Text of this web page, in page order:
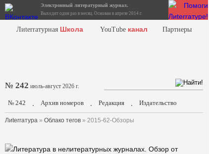
Электронный литературный журнал.
Выходит один раз в месяц. Основан в апреле 2014 г.
Лиterraтурная Школа YouTube канал Партнеры
№ 242 июль-август 2026 г.
№ 242 . Архив номеров . Редакция . Издательство
Лиterraтура » Облако тегов » 2015-62-Обзоры